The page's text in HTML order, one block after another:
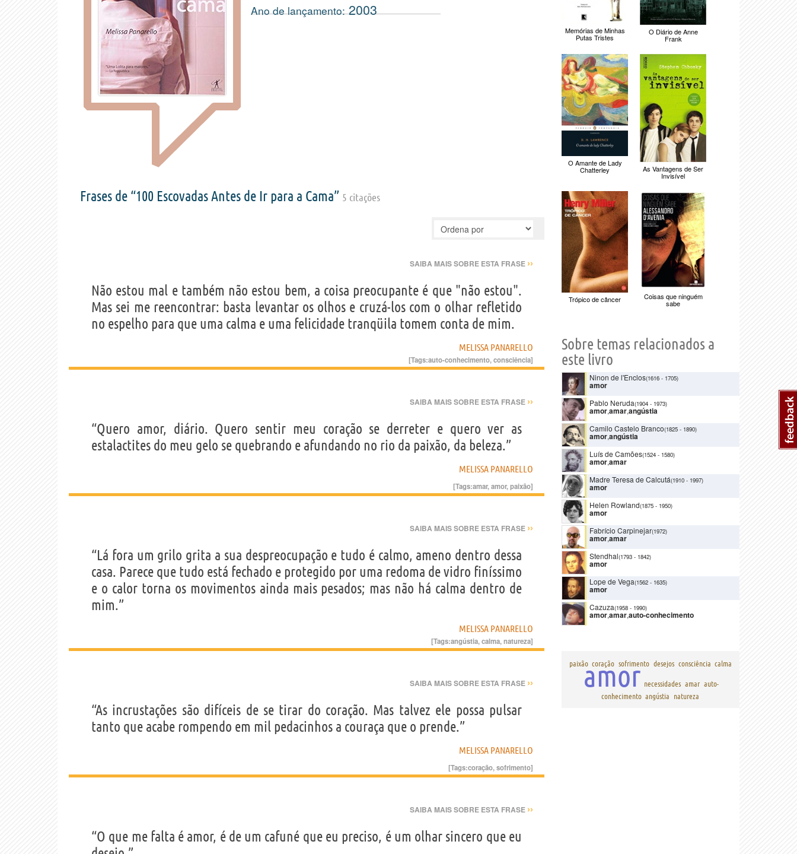
Ano de lançamento:2003
Frases de “100 Escovadas Antes de Ir para a Cama” 5 citações
SAIBA MAIS SOBRE ESTA FRASE ››
Não estou mal e também não estou bem, a coisa preocupante é que "não estou".
Mas sei me reencontrar: basta levantar os olhos e cruzá-los com o olhar refletido
no espelho para que uma calma e uma felicidade tranqüila tomem conta de mim.
MELISSA PANARELLO
[Tags:auto-conhecimento,consciência]
SAIBA MAIS SOBRE ESTA FRASE ››
“Quero amor, diário. Quero sentir meu coração se derreter e quero ver as
estalactites do meu gelo se quebrando e afundando no rio da paixão, da beleza.”
MELISSA PANARELLO
[Tags:amar,amor,paixão]
SAIBA MAIS SOBRE ESTA FRASE ››
“Lá fora um grilo grita a sua despreocupação e tudo é calmo, ameno dentro dessa
casa. Parece que tudo está fechado e protegido por uma redoma de vidro finíssimo
e o calor torna os movimentos ainda mais pesados; mas não há calma dentro de
mim.”
MELISSA PANARELLO
[Tags:angústia,calma,natureza]
SAIBA MAIS SOBRE ESTA FRASE ››
“As incrustações são difíceis de se tirar do coração. Mas talvez ele possa pulsar
tanto que acabe rompendo em mil pedacinhos a couraça que o prende.”
MELISSA PANARELLO
[Tags:coração,sofrimento]
SAIBA MAIS SOBRE ESTA FRASE ››
“O que me falta é amor, é de um cafuné que eu preciso, é um olhar sincero que eu
Memórias de Minhas
Putas Tristes
O Diário de Anne
Frank
O Amante de Lady
Chatterley As Vantagens de Ser
Invisível
Trópico de câncer Coisas que ninguém
sabe
Sobre temas relacionados a
este livro
Ninon de l'Enclos(1616 - 1705)
amor
Pablo Neruda(1904 - 1973)
amor,amar,angústia
Camilo Castelo Branco(1825 - 1890)
amor,angústia
Luís de Camões(1524 - 1580)
amor,amar
Madre Teresa de Calcutá(1910 - 1997)
amor
Helen Rowland(1875 - 1950)
amor
Fabrício Carpinejar(1972)
amor,amar
Stendhal(1793 - 1842)
amor
Lope de Vega(1562 - 1635)
amor
Cazuza(1958 - 1990)
amor,amar,auto-conhecimento
paixão coração sofrimento desejos consciência calma
amor necessidades amar auto-
conhecimento angústia natureza